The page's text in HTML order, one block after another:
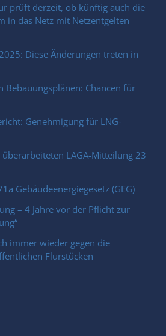
prüft derzeit, ob künftig auch die
in das Netz mit Netzentgelten
Diese Änderungen treten in
Bebauungsplänen: Chancen für
Genehmigung für LNG-
LAGA-Mitteilung 23
Gebäudeenergiegesetz (GEG)
– 4 Jahre vor der Pflicht zur
immer wieder gegen die
Flurstücken